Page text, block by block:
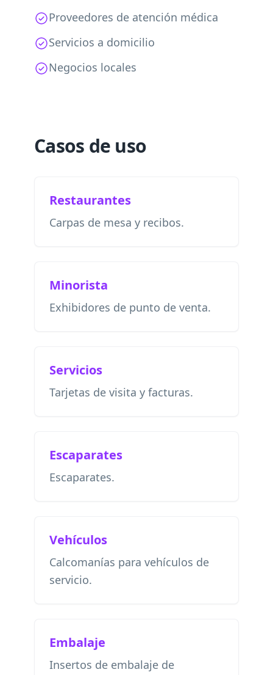
Proveedores de atención médica
Servicios a domicilio
Negocios locales
Casos de uso
Restaurantes
Carpas de mesa y recibos.
Minorista
Exhibidores de punto de venta.
Servicios
Tarjetas de visita y facturas.
Escaparates
Escaparates.
Vehículos
Calcomanías para vehículos de
servicio.
Embalaje
Insertos de embalaje de